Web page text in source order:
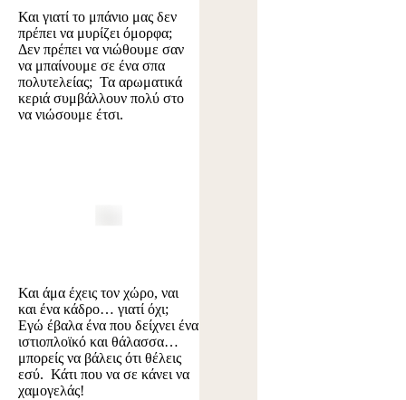
Και γιατί το μπάνιο μας δεν
πρέπει να μυρίζει όμορφα;
Δεν πρέπει να νιώθουμε σαν
να μπαίνουμε σε ένα σπα
πολυτελείας; Τα αρωματικά
κεριά συμβάλλουν πολύ στο
να νιώσουμε έτσι.
Και άμα έχεις τον χώρο, ναι
και ένα κάδρο… γιατί όχι;
Εγώ έβαλα ένα που δείχνει ένα
ιστιοπλοϊκό και θάλασσα…
μπορείς να βάλεις ότι θέλεις
εσύ. Κάτι που να σε κάνει να
χαμογελάς!